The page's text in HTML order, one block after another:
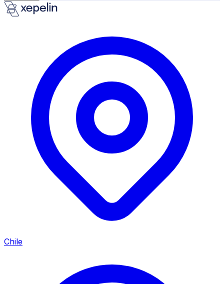
Chile